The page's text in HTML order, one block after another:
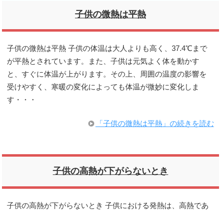
子供の微熱は平熱
子供の微熱は平熱 子供の体温は大人よりも高く、37.4℃まで
が平熱とされています。また、子供は元気よく体を動かす
と、すぐに体温が上がります。その上、周囲の温度の影響を
受けやすく、寒暖の変化によっても体温が微妙に変化しま
す・・・
「子供の微熱は平熱」の続きを読む
子供の高熱が下がらないとき
子供の高熱が下がらないとき 子供における発熱は、高熱であ